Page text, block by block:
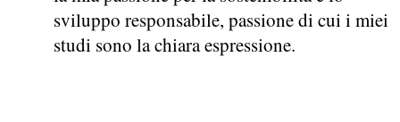
sviluppo responsabile, passione di cui i miei
studi sono la chiara espressione.